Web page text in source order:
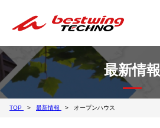
最新情報
TOP 最新情報 オープンハウス